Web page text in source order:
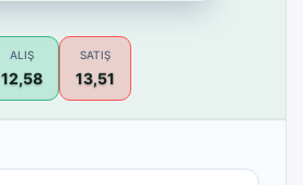
ALIŞ
12,58
SATIŞ
13,51